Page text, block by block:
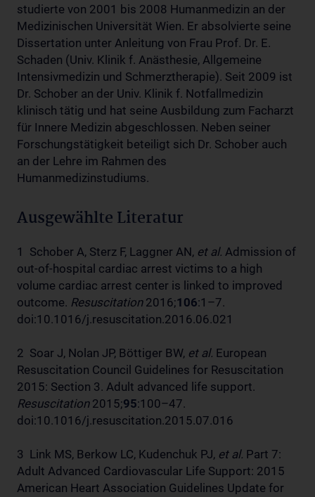
studierte von 2001 bis 2008 Humanmedizin an der
Medizinischen Universität Wien. Er absolvierte seine
Dissertation unter Anleitung von Frau Prof. Dr. E.
Schaden (Univ. Klinik f. Anästhesie, Allgemeine
Intensivmedizin und Schmerztherapie). Seit 2009 ist
Dr. Schober an der Univ. Klinik f. Notfallmedizin
klinisch tätig und hat seine Ausbildung zum Facharzt
für Innere Medizin abgeschlossen. Neben seiner
Forschungstätigkeit beteiligt sich Dr. Schober auch
an der Lehre im Rahmen des
Humanmedizinstudiums.
Ausgewählte Literatur
1 Schober A, Sterz F, Laggner AN, et al. Admission of
out-of-hospital cardiac arrest victims to a high
volume cardiac arrest center is linked to improved
outcome. Resuscitation2016;106:1–7.
doi:10.1016/j.resuscitation.2016.06.021
2 Soar J, Nolan JP, Böttiger BW, et al. European
Resuscitation Council Guidelines for Resuscitation
2015: Section 3. Adult advanced life support.
Resuscitation2015;95:100–47.
doi:10.1016/j.resuscitation.2015.07.016
3 Link MS, Berkow LC, Kudenchuk PJ, et al. Part 7:
Adult Advanced Cardiovascular Life Support: 2015
American Heart Association Guidelines Update for